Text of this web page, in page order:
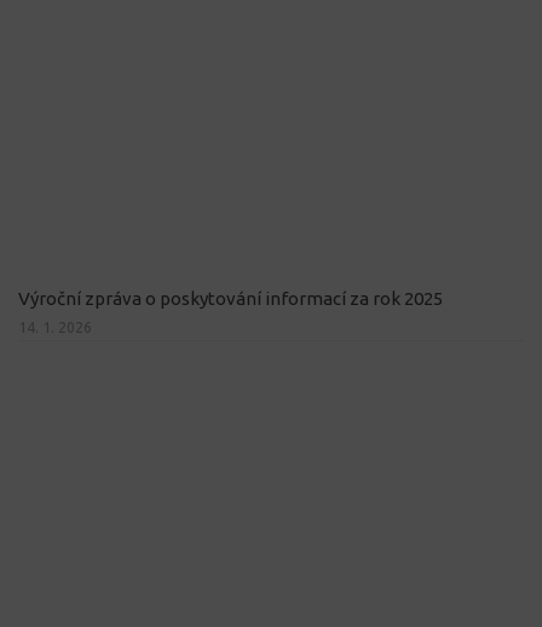
Výroční zpráva o poskytování informací za rok 2025
14. 1. 2026